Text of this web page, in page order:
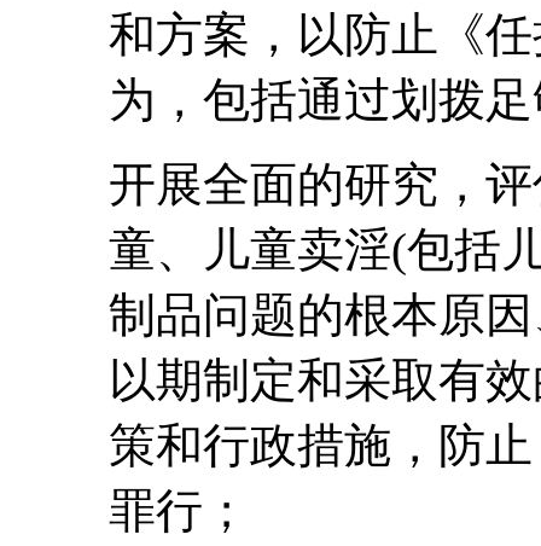
和方案，以防止《
为，包括通过划拨
开展全面的研究，
童、儿童卖淫(包括
制品问题的根本原
以期制定和采取有
策和行政措施，防
罪行；